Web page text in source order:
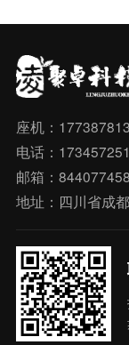
座机：
电话：
邮箱：
地址：四川省成